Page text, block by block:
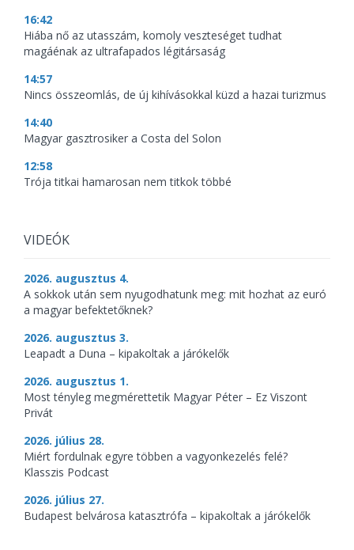
16:42
Hiába nő az utasszám, komoly veszteséget tudhat
magáénak az ultrafapados légitársaság
14:57
Nincs összeomlás, de új kihívásokkal küzd a hazai turizmus
14:40
Magyar gasztrosiker a Costa del Solon
12:58
Trója titkai hamarosan nem titkok többé
VIDEÓK
2026. augusztus 4.
A sokkok után sem nyugodhatunk meg: mit hozhat az euró
a magyar befektetőknek?
2026. augusztus 3.
Leapadt a Duna – kipakoltak a járókelők
2026. augusztus 1.
Most tényleg megmérettetik Magyar Péter – Ez Viszont
Privát
2026. július 28.
Miért fordulnak egyre többen a vagyonkezelés felé?
Klasszis Podcast
2026. július 27.
Budapest belvárosa katasztrófa – kipakoltak a járókelők